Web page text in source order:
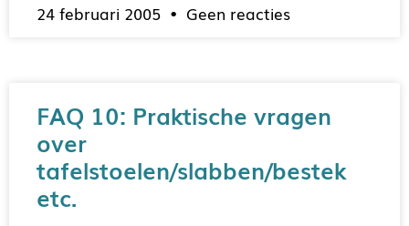
24 februari 2005 Geen reacties
FAQ 10: Praktische vragen
over
tafelstoelen/slabben/bestek
etc.